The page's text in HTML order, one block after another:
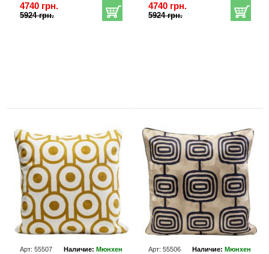
4740 грн.
5924 грн.
4740 грн.
5924 грн.
Арт: 55507 Наличие: Мюнхен Арт: 55506 Наличие: Мюнхен